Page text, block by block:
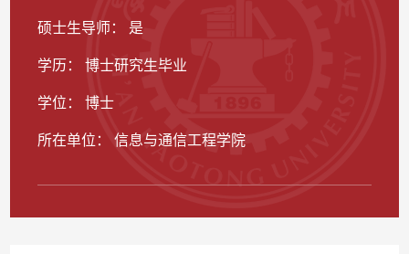
硕士生导师： 是
学历： 博士研究生毕业
学位： 博士
所在单位： 信息与通信工程学院